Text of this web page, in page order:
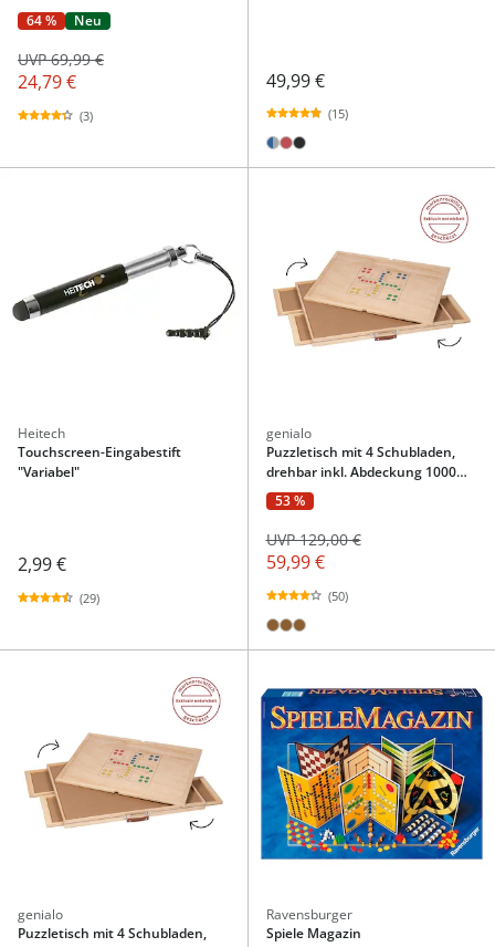
64 %
Neu
24,79 €
UVP 69,99 €
(3)
49,99 €
(15)
Heitech
Touchscreen-Eingabestift
"Variabel"
2,99 €
(29)
genialo
Puzzletisch mit 4 Schubladen,
drehbar inkl. Abdeckung 1000
Teile
53 %
59,99 €
UVP 129,00 €
(50)
genialo
Puzzletisch mit 4 Schubladen,
Ravensburger
Spiele Magazin